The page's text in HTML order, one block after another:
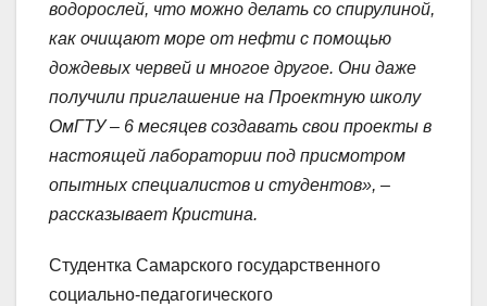
водорослей, что можно делать со спирулиной,
как очищают море от нефти с помощью
дождевых червей и многое другое. Они даже
получили приглашение на Проектную школу
ОмГТУ – 6 месяцев создавать свои проекты в
настоящей лаборатории под присмотром
опытных специалистов и студентов», –
рассказывает Кристина.
Студентка Самарского государственного
социально-педагогического